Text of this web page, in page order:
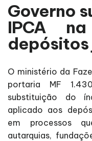
Governo
IPCA
O ministério da
portaria MF
substituição do
aplicado aos
em processos
autarquias,